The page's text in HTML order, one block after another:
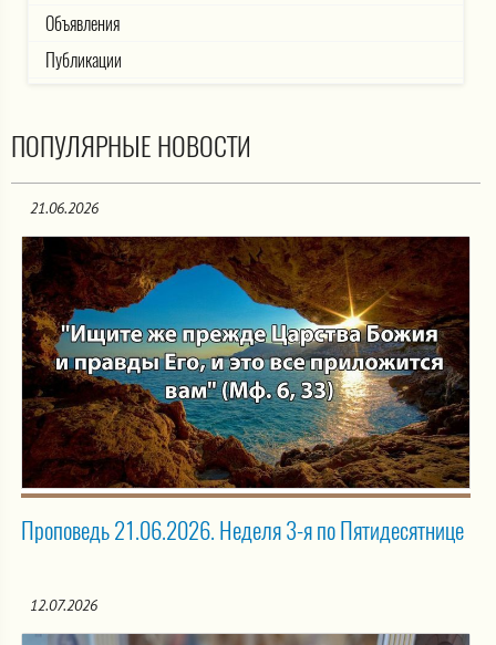
Объявления
Публикации
ПОПУЛЯРНЫЕ НОВОСТИ
21.06.2026
Проповедь 21.06.2026. Неделя 3-я по Пятидесятнице
12.07.2026